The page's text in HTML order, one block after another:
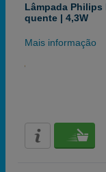
Lâmpada Philips
quente | 4,3W
Mais informação